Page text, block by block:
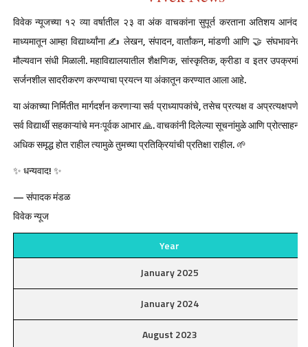
विवेक न्यूजच्या १२ व्या वर्षातील २३ वा अंक वाचकांना सुपूर्त करताना अतिशय आनंद
माध्यमातून आम्हा विद्यार्थ्यांना ✍️ लेखन, संपादन, वार्तांकन, मांडणी आणि 🤝
मौल्यवान संधी मिळाली. महाविद्यालयातील शैक्षणिक, सांस्कृतिक, क्रीडा व इतर
सर्जनशील सादरीकरण करण्याचा प्रयत्न या अंकातून करण्यात आला आहे.
या अंकाच्या निर्मितीत मार्गदर्शन करणाऱ्या सर्व प्राध्यापकांचे, तसेच प्रत्यक्ष व अप्रत्यक्षपणे
सर्व विद्यार्थी सहकाऱ्यांचे मनःपूर्वक आभार 🙏. वाचकांनी दिलेल्या सूचनांमुळे आणि
अधिक समृद्ध होत राहील त्यामुळे तुमच्या प्रतिक्रियांची प्रतिक्षा राहील. 🌱
✨ धन्यवाद! ✨
— संपादक मंडळ
विवेक न्यूज
Year
January 2025
January 2024
August 2023